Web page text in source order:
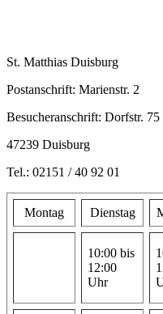
St. Matthias Duisburg
Postanschrift: Marienstr. 2
Besucheranschrift: Dorfstr. 75
47239 Duisburg
Tel.: 02151 / 40 92 01
Montag Dienstag
10:00 bis
12:00
Uhr